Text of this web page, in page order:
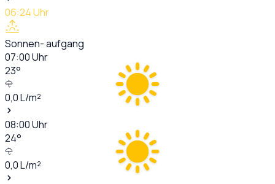
06:24Uhr
Sonnen- aufgang
07:00Uhr
23°
0,0L/m²
08:00Uhr
24°
0,0L/m²